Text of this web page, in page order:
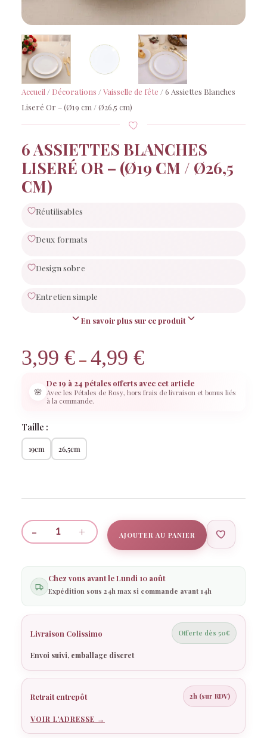
Accueil / Décorations /Vaisselle de fête / 6 Assiettes Blanches
Liseré Or – (Ø19 cm / Ø26,5 cm)
6 ASSIETTES BLANCHES
LISERÉ OR – (Ø19 CM / Ø26,5
CM)
Réutilisables
Deux formats
Design sobre
Entretien simple
En savoir plus sur ce produit
3,99 € – 4,99 €
Plage
de
prix :
3,99 €
à
4,99 €
🌸
De 19 à 24 pétales offerts avec cet article
Avec les Pétales de Rosy, hors frais de livraison et bonus liés
à la commande.
Taille :
19cm 26,5cm
-
quantité
6
Assiettes
Liseré
Or
(Ø19
cm
cm)
+ AJOUTER AU PANIER
Chez vous avant leLundi 10 août
Expédition sous 24h max si commande avant 14h
Livraison Colissimo Offerte dès 50€
Envoi suivi, emballage discret
Retrait entrepôt 2h (sur RDV)
VOIR L'ADRESSE →